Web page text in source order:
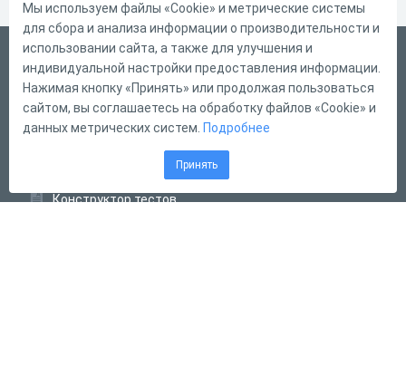
Русский
Справка
Форма обратной связи
Конструктор тестов
Мы используем файлы «Cookie» и метрические системы
для сбора и анализа информации о производительности и
использовании сайта, а также для улучшения и
индивидуальной настройки предоставления информации.
Нажимая кнопку «Принять» или продолжая пользоваться
сайтом, вы соглашаетесь на обработку файлов «Cookie» и
данных метрических систем. Подробнее
Принять